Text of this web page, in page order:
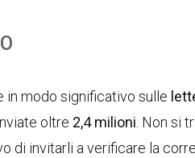
in modo significativo sulle
oltre 2,4 milioni . Non si
di invitarli a verificare la